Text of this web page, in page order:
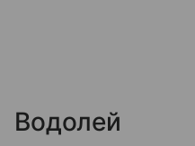
Водолей